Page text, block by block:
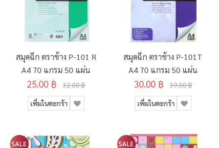
สมุดฉีก ตราช้าง P-101 R
A4 70 แกรม 50 แผ่น
25.00 ฿ 32.00 ฿
เพิ่มในตะกร้า
สมุดฉีก ตราช้าง P-101T
A4 70 แกรม 50 แผ่น
30.00 ฿ 39.00 ฿
เพิ่มในตะกร้า